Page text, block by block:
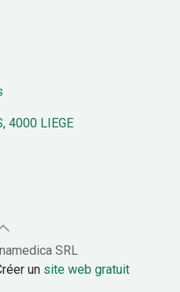
4000 LIEGE
SRL
un site web gratuit